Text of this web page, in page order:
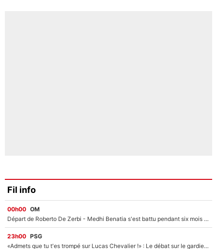
Fil info
00h00 OM
Départ de Roberto De Zerbi - Medhi Benatia s'est battu pendant six mois pour le retenir à l'OM, le PSG a été le naufrage de trop : «Je pars avec toi»
23h00 PSG
«Admets que tu t'es trompé sur Lucas Chevalier !» : Le débat sur le gardien du PSG vire au clash à l'After Foot